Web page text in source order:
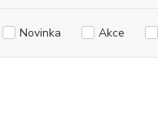
Novinka Akce